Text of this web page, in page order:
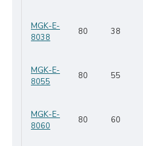
MGK-E-
8038
80 38
MGK-E-
8055
80 55
MGK-E-
8060
80 60